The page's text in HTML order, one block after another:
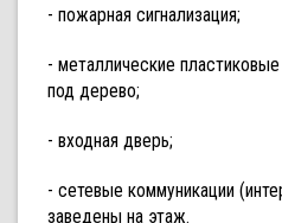
- пожарная сигнализация;
- металлические
под дерево;
- входная дверь;
- сетевые коммуникации
заведены на этаж.